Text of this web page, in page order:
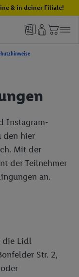
& in deiner Filiale!
Instagram-
den hier
Mit der
der Teilnehmer
an.
die Lidl
Str. 2,